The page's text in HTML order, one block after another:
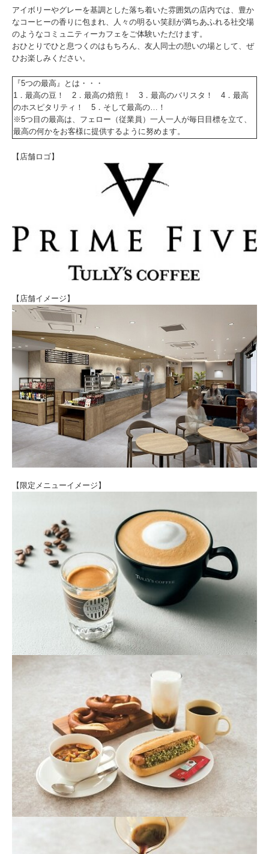
アイボリーやグレーを基調とした落ち着いた雰囲気の店内では、豊か
なコーヒーの香りに包まれ、人々の明るい笑顔が満ちあふれる社交場
のようなコミュニティーカフェをご体験いただけます。
おひとりでひと息つくのはもちろん、友人同士の憩いの場として、ぜ
ひお楽しみください。
『5つの最高』とは・・・
1．最高の豆！ 2．最高の焙煎！ 3．最高のバリスタ！ 4．最高
のホスピタリティ！ 5．そして最高の…！
※5つ目の最高は、フェロー（従業員）一人一人が毎日目標を立て、
最高の何かをお客様に提供するように努めます。
【店舗ロゴ】
【店舗イメージ】
【限定メニューイメージ】